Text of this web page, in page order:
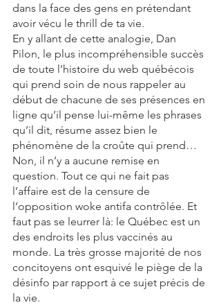
dans la face des gens en prétendant
avoir vécu le thrill de ta vie.
En y allant de cette analogie, Dan
Pilon, le plus incompréhensible succès
de toute l’histoire du web québécois
qui prend soin de nous rappeler au
début de chacune de ses présences en
ligne qu’il pense lui-même les phrases
qu’il dit, résume assez bien le
phénomène de la croûte qui prend…
Non, il n’y a aucune remise en
question. Tout ce qui ne fait pas
l’affaire est de la censure de
l’opposition woke antifa contrôlée. Et
faut pas se leurrer là: le Québec est un
des endroits les plus vaccinés au
monde. La très grosse majorité de nos
concitoyens ont esquivé le piège de la
désinfo par rapport à ce sujet précis de
la vie.